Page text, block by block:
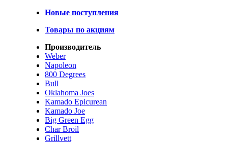
Новые поступления
Товары по акциям
Производитель
Weber
Napoleon
800 Degrees
Bull
Oklahoma Joes
Kamado Epicurean
Kamado Joe
Big Green Egg
Char Broil
Grillvett